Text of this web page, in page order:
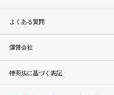
よくある質問
運営会社
特商法に基づく表記